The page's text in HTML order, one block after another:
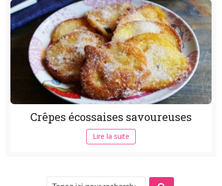
Crêpes écossaises savoureuses
Lire la suite